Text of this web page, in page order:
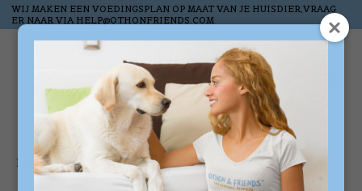
WIJ MAKEN EEN VOEDINGSPLAN OP MAAT VAN JE HUISDIER,VRAAG
ER NAAR VIA HELP@OTHONFRIENDS.COM
Wish List
Home / Nieuw